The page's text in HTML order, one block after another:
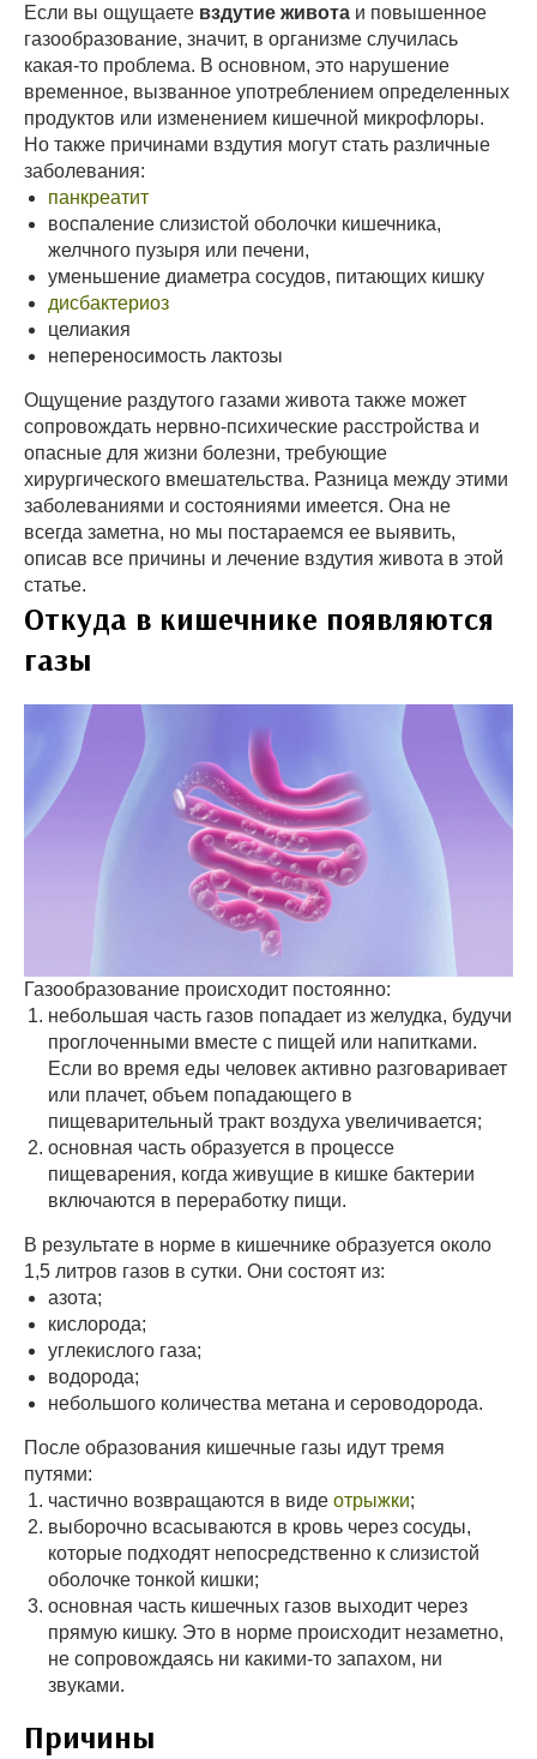
Если вы ощущаете вздутие живота и повышенное
газообразование, значит, в организме случилась
какая-то проблема. В основном, это нарушение
временное, вызванное употреблением определенных
продуктов или изменением кишечной микрофлоры.
Но также причинами вздутия могут стать различные
заболевания:
панкреатит
воспаление слизистой оболочки кишечника,
желчного пузыря или печени,
уменьшение диаметра сосудов, питающих кишку
дисбактериоз
целиакия
непереносимость лактозы
Ощущение раздутого газами живота также может
сопровождать нервно-психические расстройства и
опасные для жизни болезни, требующие
хирургического вмешательства. Разница между этими
заболеваниями и состояниями имеется. Она не
всегда заметна, но мы постараемся ее выявить,
описав все причины и лечение вздутия живота в этой
статье.
Откуда в кишечнике появляются
газы
Газообразование происходит постоянно:
небольшая часть газов попадает из желудка, будучи
проглоченными вместе с пищей или напитками.
Если во время еды человек активно разговаривает
или плачет, объем попадающего в
пищеварительный тракт воздуха увеличивается;
основная часть образуется в процессе
пищеварения, когда живущие в кишке бактерии
включаются в переработку пищи.
В результате в норме в кишечнике образуется около
1,5 литров газов в сутки. Они состоят из:
азота;
кислорода;
углекислого газа;
водорода;
небольшого количества метана и сероводорода.
После образования кишечные газы идут тремя
путями:
частично возвращаются в виде отрыжки;
выборочно всасываются в кровь через сосуды,
которые подходят непосредственно к слизистой
оболочке тонкой кишки;
основная часть кишечных газов выходит через
прямую кишку. Это в норме происходит незаметно,
не сопровождаясь ни какими-то запахом, ни
звуками.
Причины